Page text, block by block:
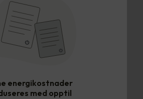
energikostnader
med opptil